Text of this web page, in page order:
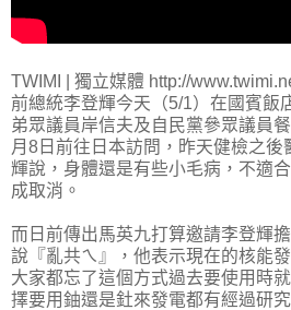
TWIMI | 獨立媒體 http://
前總統李登輝今天（5/1）在國賓飯
弟眾議員岸信夫及自民黨參眾議員
月8日前往日本訪問，昨天健檢之後
輝說，身體還是有些小毛病，不適
成取消。
而日前傳出馬英九打算邀請李登輝
說『亂共ㄟ』，他表示現在的核能
大家都忘了這個方式過去要使用時
擇要用鈾還是釷來發電都有經過研